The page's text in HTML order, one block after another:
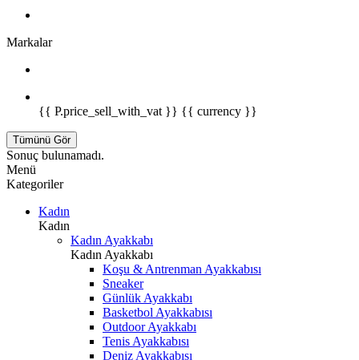
Markalar
{{ P.price_sell_with_vat }} {{ currency }}
Tümünü Gör
Sonuç bulunamadı.
Menü
Kategoriler
Kadın
Kadın
Kadın Ayakkabı
Kadın Ayakkabı
Koşu & Antrenman Ayakkabısı
Sneaker
Günlük Ayakkabı
Basketbol Ayakkabısı
Outdoor Ayakkabı
Tenis Ayakkabısı
Deniz Ayakkabısı